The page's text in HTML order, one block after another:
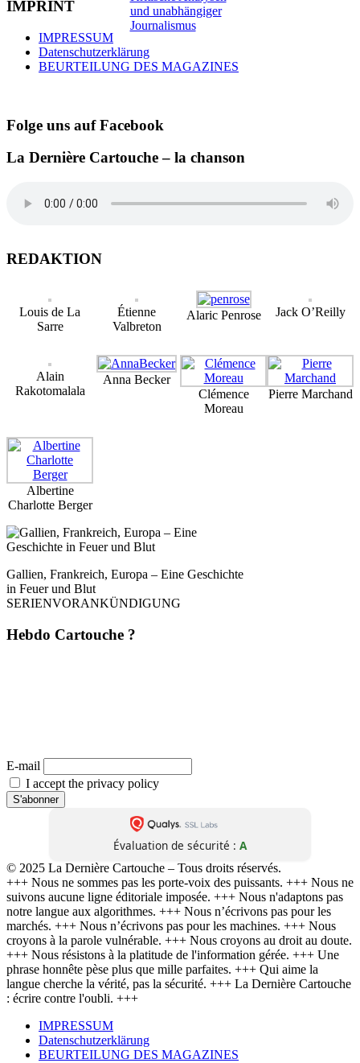
IMPRINT
IMPRESSUM
Datenschutzerklärung
BEURTEILUNG DES MAGAZINES
Folge uns auf Facebook
La Dernière Cartouche – la chanson
REDAKTION
Louis de La
Sarre
Étienne
Valbreton
Alaric Penrose Jack O’Reilly
Alain
Rakotomalala
Anna Becker
Clémence
Moreau
Pierre Marchand
Albertine
Charlotte Berger
Gallien, Frankreich, Europa – Eine Geschichte
in Feuer und Blut
SERIENVORANKÜNDIGUNG
Hebdo Cartouche ?
E-mail
I accept the privacy policy
Évaluation de sécurité : A
© 2025 La Dernière Cartouche – Tous droits réservés.
+++ Nous ne sommes pas les porte-voix des puissants. +++ Nous ne
suivons aucune ligne éditoriale imposée. +++ Nous n'adaptons pas
notre langue aux algorithmes. +++ Nous n’écrivons pas pour les
marchés. +++ Nous n’écrivons pas pour les machines. +++ Nous
croyons à la parole vulnérable. +++ Nous croyons au droit au doute.
+++ Nous résistons à la platitude de l'information gérée. +++ Une
phrase honnête pèse plus que mille parfaites. +++ Qui aime la
langue cherche la vérité, pas la sécurité. +++ La Dernière Cartouche
: écrire contre l'oubli. +++
IMPRESSUM
Datenschutzerklärung
BEURTEILUNG DES MAGAZINES